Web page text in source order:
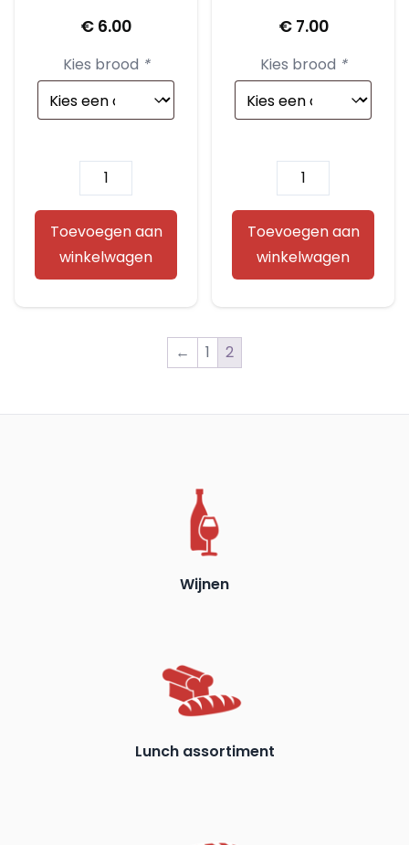
€ 6.00
Kies brood *
Carpaccio
aantal
Toevoegen aan
winkelwagen
€ 7.00
Kies brood *
Gebraden
Rib-
Eye
aantal
Toevoegen aan
winkelwagen
← 1 2
Wijnen
Lunch assortiment